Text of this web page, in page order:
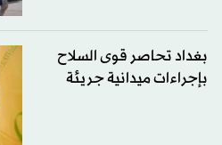
بغداد تحاصر قوى السلاح
بإجراءات ميدانية جريئة